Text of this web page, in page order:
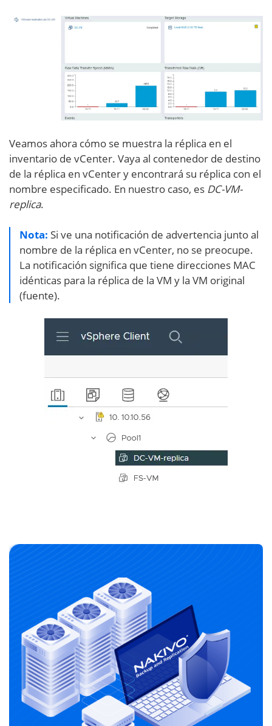
Veamos ahora cómo se muestra la réplica en el
inventario de vCenter. Vaya al contenedor de destino
de la réplica en vCenter y encontrará su réplica con el
nombre especificado. En nuestro caso, es DC-VM-
replica.
Nota: Si ve una notificación de advertencia junto al
nombre de la réplica en vCenter, no se preocupe.
La notificación significa que tiene direcciones MAC
idénticas para la réplica de la VM y la VM original
(fuente).